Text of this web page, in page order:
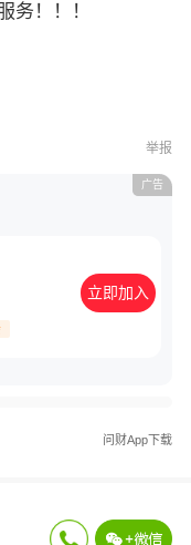
务！！！
举报
立即加入
广告
问财App下载